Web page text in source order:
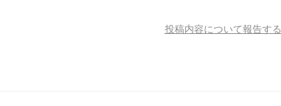
投稿内容について報告する